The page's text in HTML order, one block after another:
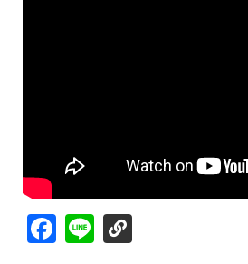
Facebook
Line